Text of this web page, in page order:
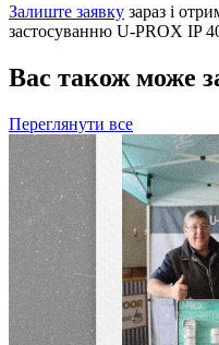
Залиште заявку зараз і
застосуванню U-PROX IP
Вас також може
Переглянути все